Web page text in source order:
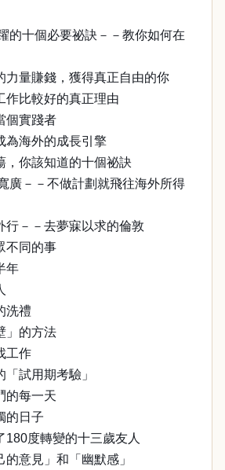
的十個必要祕訣－－教你如何在
力量賺錢，獲得真正自由的你
作比較好的真正理由
個實踐者
為海外的成長引擎
，你該知道的十個祕訣
廣－－不做計劃就飛往海外所得
行－－去夢寐以求的倫敦
不同的事
年
洗禮
」的方法
工作
「試用期考驗」
的每一天
的日子
180度轉變的十三歲友人
的意見」和「幽默感」